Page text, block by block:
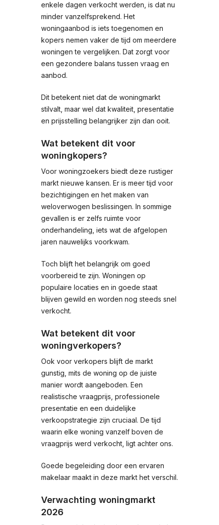
enkele dagen verkocht werden, is dat nu
minder vanzelfsprekend. Het
woningaanbod is iets toegenomen en
kopers nemen vaker de tijd om meerdere
woningen te vergelijken. Dat zorgt voor
een gezondere balans tussen vraag en
aanbod.
Dit betekent niet dat de woningmarkt
stilvalt, maar wel dat kwaliteit, presentatie
en prijsstelling belangrijker zijn dan ooit.
Wat betekent dit voor
woningkopers?
Voor woningzoekers biedt deze rustiger
markt nieuwe kansen. Er is meer tijd voor
bezichtigingen en het maken van
weloverwogen beslissingen. In sommige
gevallen is er zelfs ruimte voor
onderhandeling, iets wat de afgelopen
jaren nauwelijks voorkwam.
Toch blijft het belangrijk om goed
voorbereid te zijn. Woningen op
populaire locaties en in goede staat
blijven gewild en worden nog steeds snel
verkocht.
Wat betekent dit voor
woningverkopers?
Ook voor verkopers blijft de markt
gunstig, mits de woning op de juiste
manier wordt aangeboden. Een
realistische vraagprijs, professionele
presentatie en een duidelijke
verkoopstrategie zijn cruciaal. De tijd
waarin elke woning vanzelf boven de
vraagprijs werd verkocht, ligt achter ons.
Goede begeleiding door een ervaren
makelaar maakt in deze markt het verschil.
Verwachting woningmarkt
2026